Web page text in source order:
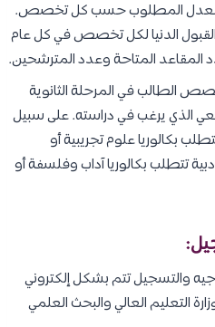
المعدل المطلوب حسب كل تخصص.
الدنيا لكل تخصص في كل عام
المتاحة وعدد المترشحين.
الطالب في المرحلة الثانوية
الذي يرغب في دراسته. على سبيل
بكالوريا علوم تجريبية أو
تتطلب بكالوريا آداب وفلسفة أو
والتسجيل تتم بشكل إلكتروني
التعليم العالي والبحث العلمي